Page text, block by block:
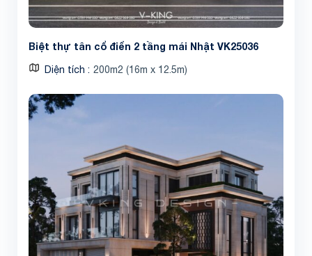
Biệt thự tân cổ điển 2 tầng mái Nhật VK25036
Diện tích 200m2 (16m x 12.5m)